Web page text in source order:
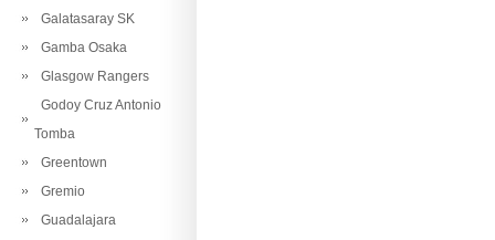
Galatasaray SK
Gamba Osaka
Glasgow Rangers
Godoy Cruz Antonio
Tomba
Greentown
Gremio
Guadalajara